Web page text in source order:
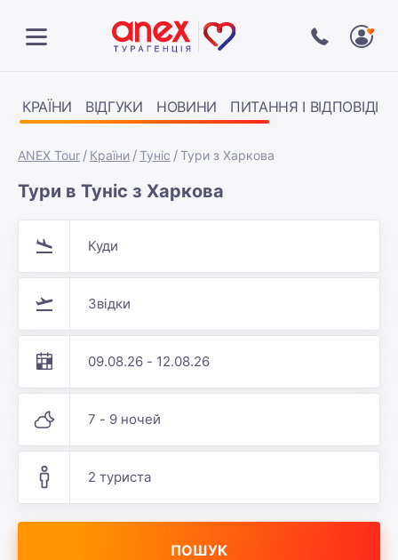
КРАЇНИ ВІДГУКИ НОВИНИ ПИТАННЯ І ВІДПОВІДІ
ANEX Tour Країни Туніс Тури з Харкова
Тури в Туніс з Харкова
Куди
Звідки
09.08.26 - 12.08.26
7 - 9 ночей
2 туриста
ПОШУК